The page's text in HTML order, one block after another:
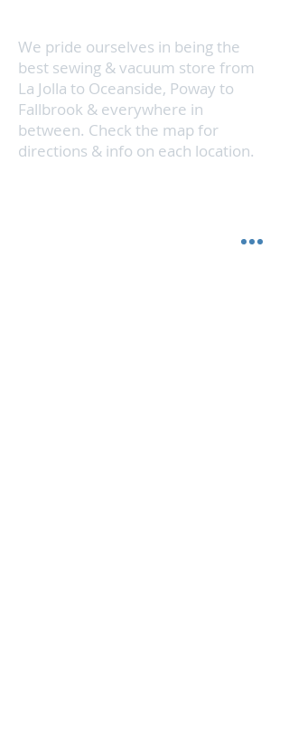
We pride ourselves in being the
best sewing & vacuum store from
La Jolla to Oceanside, Poway to
Fallbrook & everywhere in
between. Check the map for
directions & info on each location.